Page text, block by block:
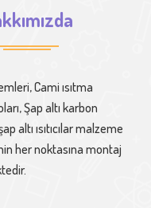
Cami ısıtma
Şap altı karbon
altı ısıtıcılar malzeme
her noktasına montaj